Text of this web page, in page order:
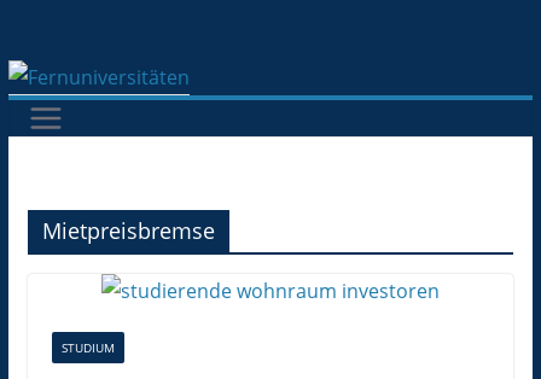
Inhalt
springen
Mietpreisbremse
STUDIUM